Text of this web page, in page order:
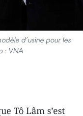
d’usine pour les
: VNA
Tô Lâm s’est